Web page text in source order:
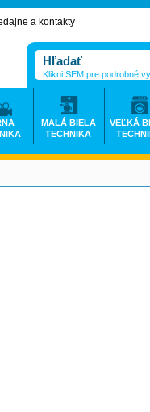
a kontakty
Klikni SEM pre podrobné
MALÁ BIELA
TECHNIKA
VEĽKÁ